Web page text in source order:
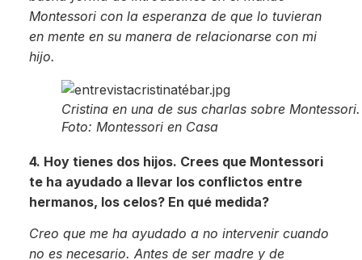
Montessori con la esperanza de que lo tuvieran
en mente en su manera de relacionarse con mi
hijo.
Cristina en una de sus charlas sobre Montessori.
Foto: Montessori en Casa
4. Hoy tienes dos hijos. Crees que Montessori
te ha ayudado a llevar los conflictos entre
hermanos, los celos? En qué medida?
Creo que me ha ayudado a no intervenir cuando
no es necesario. Antes de ser madre y de